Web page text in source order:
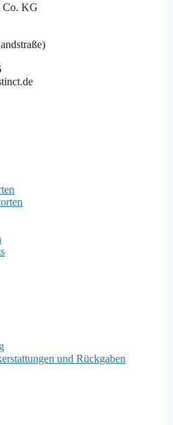
Co. KG
und Rückgaben